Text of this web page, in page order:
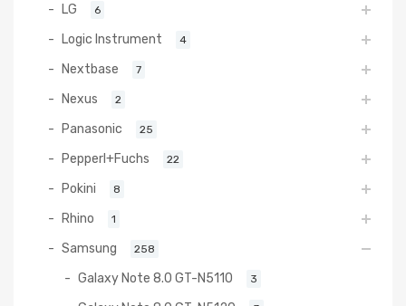
LG 6
Logic Instrument 4
Nextbase 7
Nexus 2
Panasonic 25
Pepperl+Fuchs 22
Pokini 8
Rhino 1
Samsung 258
Galaxy Note 8.0 GT-N5110 3